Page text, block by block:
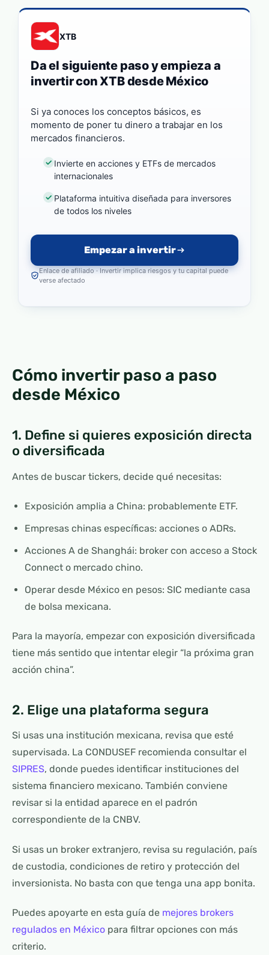
XTB
Da el siguiente paso y empieza a
invertir con XTB desde México
Si ya conoces los conceptos básicos, es
momento de poner tu dinero a trabajar en los
mercados financieros.
Invierte en acciones y ETFs de mercados
internacionales
Plataforma intuitiva diseñada para inversores
de todos los niveles
Empezar a invertir
Enlace de afiliado · Invertir implica riesgos y tu capital puede
verse afectado
Cómo invertir paso a paso
desde México
1. Define si quieres exposición directa
o diversificada
Antes de buscar tickers, decide qué necesitas:
Exposición amplia a China: probablemente ETF.
Empresas chinas específicas: acciones o ADRs.
Acciones A de Shanghái: broker con acceso a Stock
Connect o mercado chino.
Operar desde México en pesos: SIC mediante casa
de bolsa mexicana.
Para la mayoría, empezar con exposición diversificada
tiene más sentido que intentar elegir “la próxima gran
acción china”.
2. Elige una plataforma segura
Si usas una institución mexicana, revisa que esté
supervisada. La CONDUSEF recomienda consultar el
SIPRES, donde puedes identificar instituciones del
sistema financiero mexicano. También conviene
revisar si la entidad aparece en el padrón
correspondiente de la CNBV.
Si usas un broker extranjero, revisa su regulación, país
de custodia, condiciones de retiro y protección del
inversionista. No basta con que tenga una app bonita.
Puedes apoyarte en esta guía de mejores brokers
regulados en México para filtrar opciones con más
criterio.